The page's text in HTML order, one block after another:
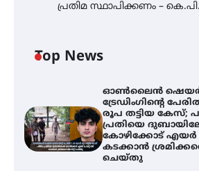
പ്രതിമ സ്ഥാപിക്കണം –
Top News
ഓൺലൈൻ
ട്രേഡിംഗിന്റെ
രൂപ തട്ടിയ കേസ്;
പ്രതിയെ
കോഴിക്കോട് എയർ
കടക്കാൻ
ചെയ്തു